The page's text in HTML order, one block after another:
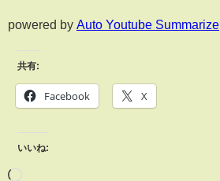
powered by Auto Youtube Summarize
共有:
Facebook X
いいね: